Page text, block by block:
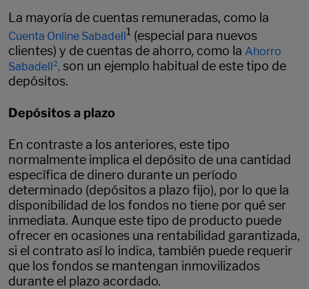
La mayoría de cuentas remuneradas, como la
Cuenta Online Sabadell1 (especial para nuevos
clientes) y de cuentas de ahorro, como la Ahorro
Sabadell², son un ejemplo habitual de este tipo de
depósitos.
Depósitos a plazo
En contraste a los anteriores, este tipo
normalmente implica el depósito de una cantidad
específica de dinero durante un período
determinado (depósitos a plazo fijo), por lo que la
disponibilidad de los fondos no tiene por qué ser
inmediata. Aunque este tipo de producto puede
ofrecer en ocasiones una rentabilidad garantizada,
si el contrato así lo indica, también puede requerir
que los fondos se mantengan inmovilizados
durante el plazo acordado.